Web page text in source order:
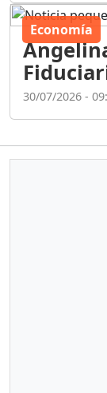
Economía
30/07/2026 -